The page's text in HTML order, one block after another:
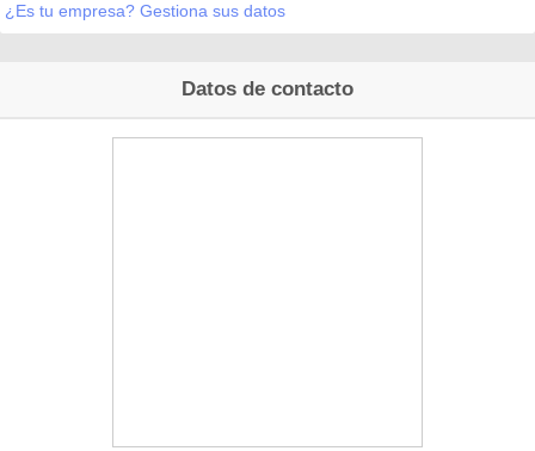
¿Es tu empresa? Gestiona sus datos
Datos de contacto